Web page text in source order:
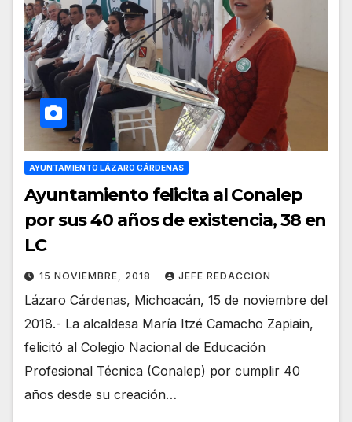
AYUNTAMIENTO LÁZARO CÁRDENAS
Ayuntamiento felicita al Conalep
por sus 40 años de existencia, 38 en
LC
15 NOVIEMBRE, 2018 JEFE REDACCION
Lázaro Cárdenas, Michoacán, 15 de noviembre del
2018.- La alcaldesa María Itzé Camacho Zapiain,
felicitó al Colegio Nacional de Educación
Profesional Técnica (Conalep) por cumplir 40
años desde su creación…